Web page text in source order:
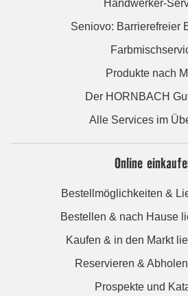
Handwerker-
Seniovo: Barrierefreier
Produkte nach
Der HORNBACH
Alle Services im
Online
Bestellmöglichkeiten &
Bestellen & nach Hause
Kaufen & in den Markt
Reservieren &
Prospekte und